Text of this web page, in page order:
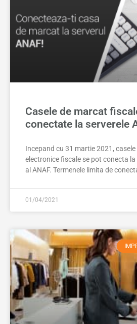
Casele de marcat
conectate la serverele
Incepand cu 31 martie 2021,
electronice fiscale se pot conecta
al ANAF. Termenele limita de
01/04/2021